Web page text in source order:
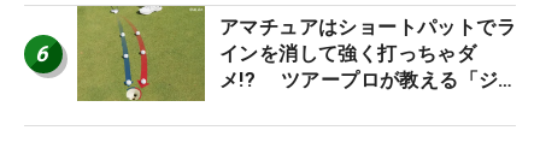
6
アマチュアはショートパットでラ
インを消して強く打っちゃダ
メ!? ツアープロが教える「ジ
減するワケ